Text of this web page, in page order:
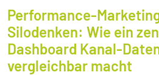
Performance-
Silodenken: Wie ein
Dashboard Kanal-
vergleichbar macht